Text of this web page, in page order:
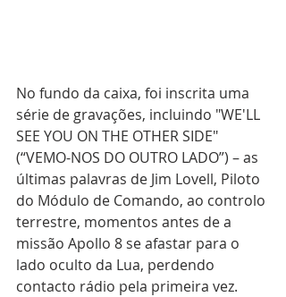
No fundo da caixa, foi inscrita uma
série de gravações, incluindo "WE'LL
SEE YOU ON THE OTHER SIDE"
(“VEMO-NOS DO OUTRO LADO”) – as
últimas palavras de Jim Lovell, Piloto
do Módulo de Comando, ao controlo
terrestre, momentos antes de a
missão Apollo 8 se afastar para o
lado oculto da Lua, perdendo
contacto rádio pela primeira vez.